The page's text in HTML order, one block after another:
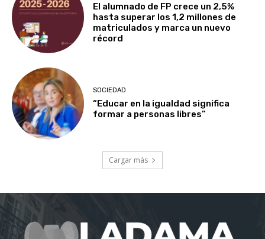
El alumnado de FP crece un 2,5%
hasta superar los 1,2 millones de
matriculados y marca un nuevo
récord
SOCIEDAD
“Educar en la igualdad significa
formar a personas libres”
Cargar más